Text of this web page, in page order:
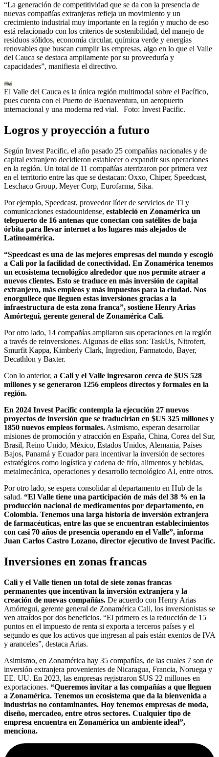
“La generación de competitividad que se da con la presencia de
nuevas compañías extranjeras refleja un movimiento y un
crecimiento industrial muy importante en la región y mucho de eso
está relacionado con los criterios de sostenibilidad, del manejo de
residuos sólidos, economía circular, química verde y energías
renovables que buscan cumplir las empresas, algo en lo que el Valle
del Cauca se destaca ampliamente por su proveeduría y
capacidades”, manifiesta el directivo.
El Valle del Cauca es la única región multimodal sobre el Pacífico,
pues cuenta con el Puerto de Buenaventura, un aeropuerto
internacional y una moderna red vial. | Foto: Invest Pacific.
Logros y proyección a futuro
Según Invest Pacific, el año pasado 25 compañías nacionales y de
capital extranjero decidieron establecer o expandir sus operaciones
en la región. Un total de 11 compañías aterrizaron por primera vez
en el territorio entre las que se destacan: Oxxo, Chiper, Speedcast,
Leschaco Group, Meyer Corp, Eurofarma, Sika.
Por ejemplo, Speedcast, proveedor líder de servicios de TI y
comunicaciones estadounidense, estableció en Zonamérica un
telepuerto de 16 antenas que conectan con satélites de baja
órbita para llevar internet a los lugares más alejados de
Latinoamérica.
“Speedcast es una de las mejores empresas del mundo y escogió
a Cali por la facilidad de conectividad. En Zonamérica tenemos
un ecosistema tecnológico alrededor que nos permite atraer a
nuevos clientes. Esto se traduce en más inversión de capital
extranjero, más empleos y más impuestos para la ciudad. Nos
enorgullece que lleguen estas inversiones gracias a la
infraestructura de esta zona franca”, sostiene Henry Arias
Amórtegui, gerente general de Zonamérica Cali.
Por otro lado, 14 compañías ampliaron sus operaciones en la región
a través de reinversiones. Algunas de ellas son: TaskUs, Nitrofert,
Smurfit Kappa, Kimberly Clark, Ingredion, Farmatodo, Bayer,
Decathlon y Baxter.
Con lo anterior, a Cali y el Valle ingresaron cerca de $US 528
millones y se generaron 1256 empleos directos y formales en la
región.
En 2024 Invest Pacific contempla la ejecución 27 nuevos
proyectos de inversión que se traducirían en $US 325 millones y
1850 nuevos empleos formales. Asimismo, esperan desarrollar
misiones de promoción y atracción en España, China, Corea del Sur,
Brasil, Reino Unido, México, Estados Unidos, Alemania, Países
Bajos, Panamá y Ecuador para incentivar la inversión de sectores
estratégicos como logística y cadena de frío, alimentos y bebidas,
metalmecánica, operaciones y desarrollo tecnológico AI, entre otros.
Por otro lado, se espera consolidar al departamento en Hub de la
salud. “El Valle tiene una participación de más del 38 % en la
producción nacional de medicamentos por departamento, en
Colombia. Tenemos una larga historia de inversión extranjera
de farmacéuticas, entre las que se encuentran establecimientos
con casi 70 años de presencia operando en el Valle”, informa
Juan Carlos Castro Lozano, director ejecutivo de Invest Pacific.
Inversiones en zonas francas
Cali y el Valle tienen un total de siete zonas francas
permanentes que incentivan la inversión extranjera y la
creación de nuevas compañías. De acuerdo con Henry Arias
Amórtegui, gerente general de Zonamérica Cali, los inversionistas se
ven atraídos por dos beneficios. “El primero es la reducción de 15
puntos en el impuesto de renta si exporta a terceros países y el
segundo es que los activos que ingresan al país están exentos de IVA
y aranceles”, destaca Arias.
Asimismo, en Zonamérica hay 35 compañías, de las cuales 7 son de
inversión extranjera provenientes de Nicaragua, Francia, Noruega y
EE. UU. En 2023, las empresas registraron $US 22 millones en
exportaciones. “Queremos invitar a las compañías a que lleguen
a Zonamérica. Tenemos un ecosistema que da la bienvenida a
industrias no contaminantes. Hoy tenemos empresas de moda,
diseño, mercadeo, entre otros sectores. Cualquier tipo de
empresa encuentra en Zonamérica un ambiente ideal”,
menciona.